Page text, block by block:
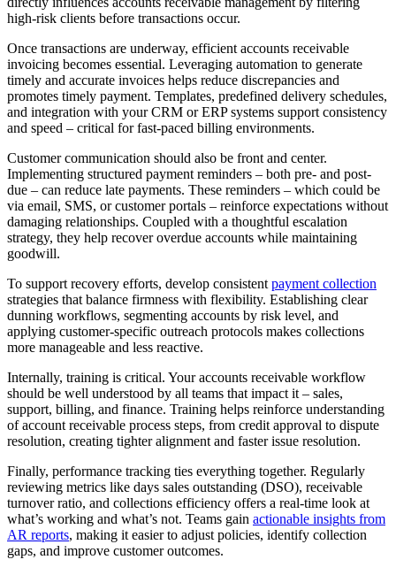
high-risk clients before transactions occur.
Once transactions are underway, efficient accounts receivable
invoicing becomes essential. Leveraging automation to generate
timely and accurate invoices helps reduce discrepancies and
promotes timely payment. Templates, predefined delivery schedules,
and integration with your CRM or ERP systems support consistency
and speed – critical for fast-paced billing environments.
Customer communication should also be front and center.
Implementing structured payment reminders – both pre- and post-
due – can reduce late payments. These reminders – which could be
via email, SMS, or customer portals – reinforce expectations without
damaging relationships. Coupled with a thoughtful escalation
strategy, they help recover overdue accounts while maintaining
goodwill.
To support recovery efforts, develop consistent payment collection
strategies that balance firmness with flexibility. Establishing clear
dunning workflows, segmenting accounts by risk level, and
applying customer-specific outreach protocols makes collections
more manageable and less reactive.
Internally, training is critical. Your accounts receivable workflow
should be well understood by all teams that impact it – sales,
support, billing, and finance. Training helps reinforce understanding
of account receivable process steps, from credit approval to dispute
resolution, creating tighter alignment and faster issue resolution.
Finally, performance tracking ties everything together. Regularly
reviewing metrics like days sales outstanding (DSO), receivable
turnover ratio, and collections efficiency offers a real-time look at
what’s working and what’s not. Teams gain actionable insights from
AR reports, making it easier to adjust policies, identify collection
gaps, and improve customer outcomes.